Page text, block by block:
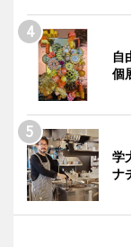
自
個
学
ナ